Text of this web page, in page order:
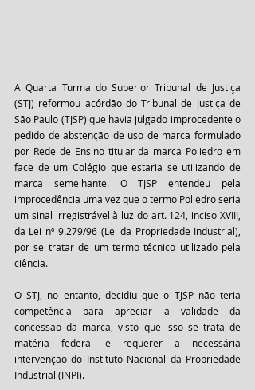
A Quarta Turma do Superior Tribunal de Justiça
(STJ) reformou acórdão do Tribunal de Justiça de
São Paulo (TJSP) que havia julgado improcedente o
pedido de abstenção de uso de marca formulado
por Rede de Ensino titular da marca Poliedro em
face de um Colégio que estaria se utilizando de
marca semelhante. O TJSP entendeu pela
improcedência uma vez que o termo Poliedro seria
um sinal irregistrável à luz do art. 124, inciso XVIII,
da Lei nº 9.279/96 (Lei da Propriedade Industrial),
por se tratar de um termo técnico utilizado pela
ciência.
O STJ, no entanto, decidiu que o TJSP não teria
competência para apreciar a validade da
concessão da marca, visto que isso se trata de
matéria federal e requerer a necessária
intervenção do Instituto Nacional da Propriedade
Industrial (INPI).